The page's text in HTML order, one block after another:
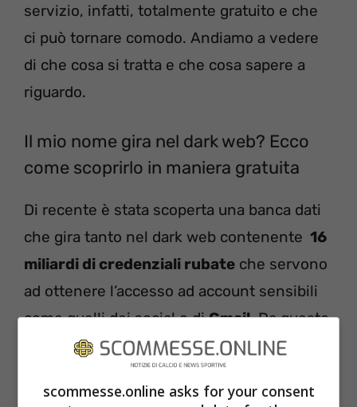
servizio, infatti, totalmente gratuito e che
ci può tornare comodo. Andiamo a vedere
di che cosa si tratta e che cosa sapere a
riguardo.
Il mio nome gira nel dark web? Ecco
come scoprirlo in maniera gratuita
Di recente è stata scoperta una banca dati
che gira tanto nel dark web contenente 16
miliardi di credenziali rubate che servono
ad ottenere l’accesso ad account sensibili
come quelli dei social o diGmail. Da questo
punto di vista, tutti dovremmo stare ben
attenti ma c’è una buona notizia. Si tratta
del report suldark webche offre in
scommesse.online asks for your consent